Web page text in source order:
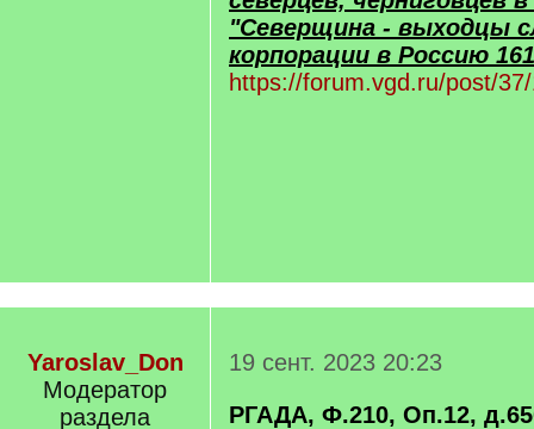
"Северщина - выходцы
корпорации в Россию
https://forum.vgd.ru/post/
Yaroslav_Don
Модератор
раздела
19 сент. 2023 20:23
РГАДА, Ф.210, Оп.12,